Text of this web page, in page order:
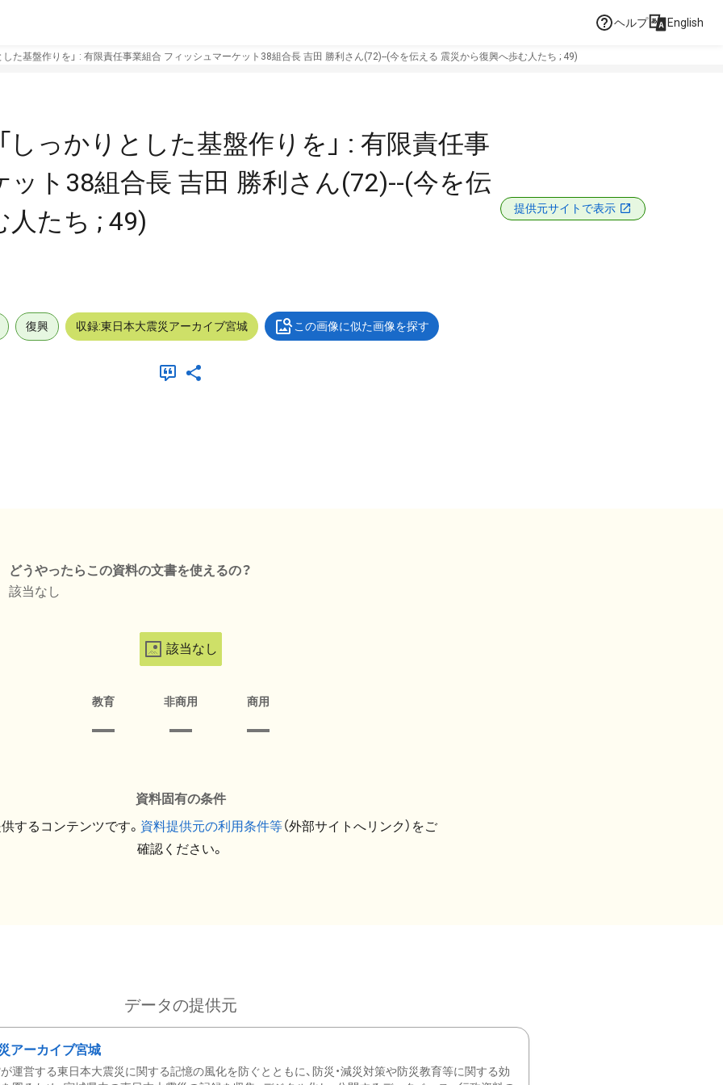
ヘルプ English
た基盤作りを」 : 有限責任事業組合 フィッシュマーケット38組合長 吉田 勝利さん(72)--(今を伝える 震災から復興へ歩む人たち ; 49)
しっかりとした基盤作りを」 : 有限責任事
ト38組合長 吉田 勝利さん(72)--(今を伝
人たち ; 49)
提供元サイトで表示
復興 収録:東日本大震災アーカイブ宮城 この画像に似た画像を探す
どうやったらこの資料の文書を使えるの？
該当なし
該当なし
教育 非商用 商用
資料固有の条件
するコンテンツです。 資料提供元の利用条件等（外部サイトへリンク）をご
確認ください。
データの提供元
アーカイブ宮城
運営する東日本大震災に関する記憶の風化を防ぐとともに、防災・減災対策や防災教育等に関する効